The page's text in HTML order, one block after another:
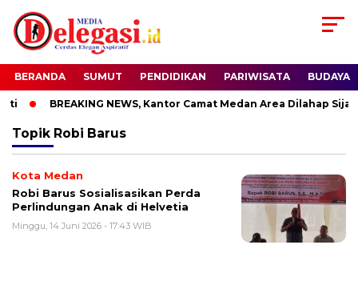
BERANDA SUMUT PENDIDIKAN PARIWISATA BUDAYA
BREAKING NEWS, Kantor Camat Medan Area Dilahap
Topik Robi Barus
Kota Medan
Robi Barus Sosialisasikan Perda
Perlindungan Anak di Helvetia
Minggu, 14 Juni 2026 - 17:43 WIB